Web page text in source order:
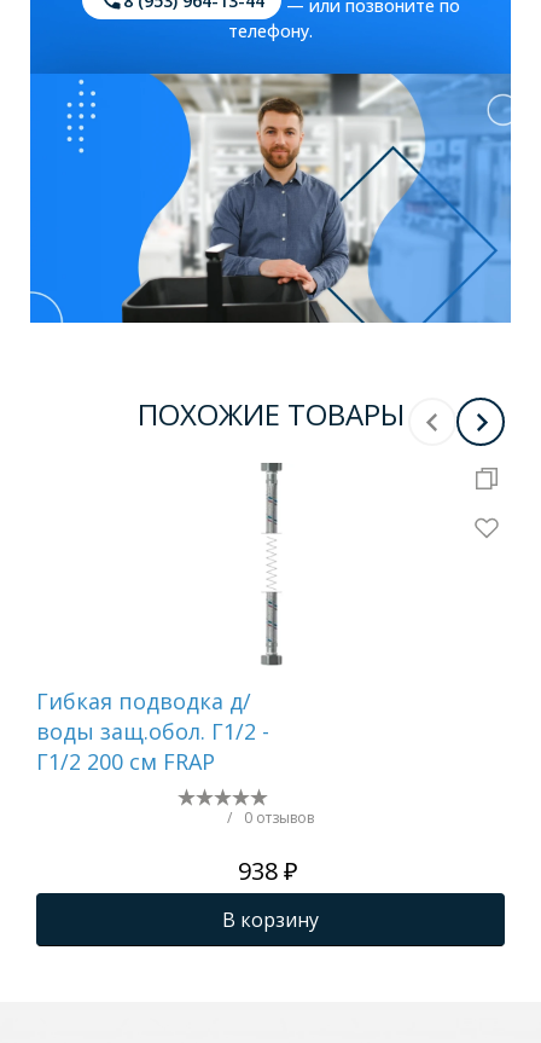
— или позвоните по
телефону.
ПОХОЖИЕ ТОВАРЫ
Гибкая подводка д/
воды защ.обол. Г1/2 -
Г1/2 200 см FRAP
/ 0 отзывов
938 ₽
В корзину